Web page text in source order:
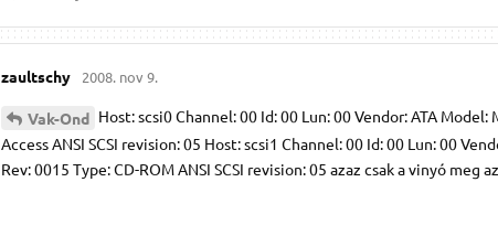
zaultschy 2008. nov 9.
Vak-Ond Host: scsi0 Channel: 00 Id: 00 Lun: 00 Vendor: ATA
Access ANSI SCSI revision: 05 Host: scsi1 Channel: 00 Id: 00 Lun: 00
Rev: 0015 Type: CD-ROM ANSI SCSI revision: 05 azaz csak a vinyó meg